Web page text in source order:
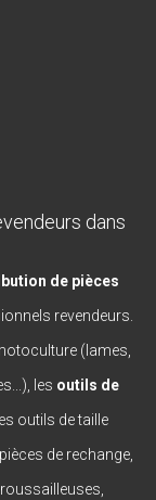
dans
de pièces
revendeurs.
(lames,
les outils de
outils de taille
de rechange,